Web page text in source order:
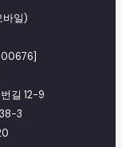
바일)
길 12-9
3